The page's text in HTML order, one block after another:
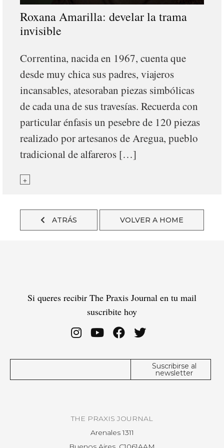
Roxana Amarilla: develar la trama
invisible
Correntina, nacida en 1967, cuenta que
desde muy chica sus padres, viajeros
incansables, atesoraban piezas simbólicas
de cada una de sus travesías. Recuerda con
particular énfasis un pesebre de 120 piezas
realizado por artesanos de Aregua, pueblo
tradicional de alfareros […]
+
ATRÁS VOLVER A HOME
Si queres recibir The Praxis Journal en tu mail
suscribite hoy
THE PRAXIS JOURNAL
Arenales 1311